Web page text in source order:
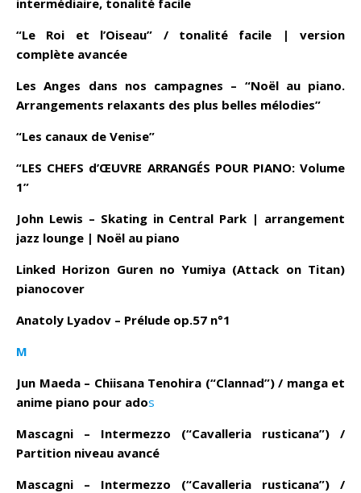
intermédiaire, tonalité facile
“Le Roi et l’Oiseau” / tonalité facile | version
complète avancée
Les Anges dans nos campagnes – “Noël au piano.
Arrangements relaxants des plus belles mélodies”
“Les canaux de Venise”
“LES CHEFS d’ŒUVRE ARRANGÉS POUR PIANO: Volume
1”
John Lewis – Skating in Central Park | arrangement
jazz lounge | Noël au piano
Linked Horizon Guren no Yumiya (Attack on Titan)
pianocover
Anatoly Lyadov – Prélude op.57 n°1
M
Jun Maeda – Chiisana Tenohira (“Clannad”) / manga et
anime piano pour ados
Mascagni – Intermezzo (“Cavalleria rusticana”) /
Partition niveau avancé
Mascagni – Intermezzo (“Cavalleria rusticana”) /